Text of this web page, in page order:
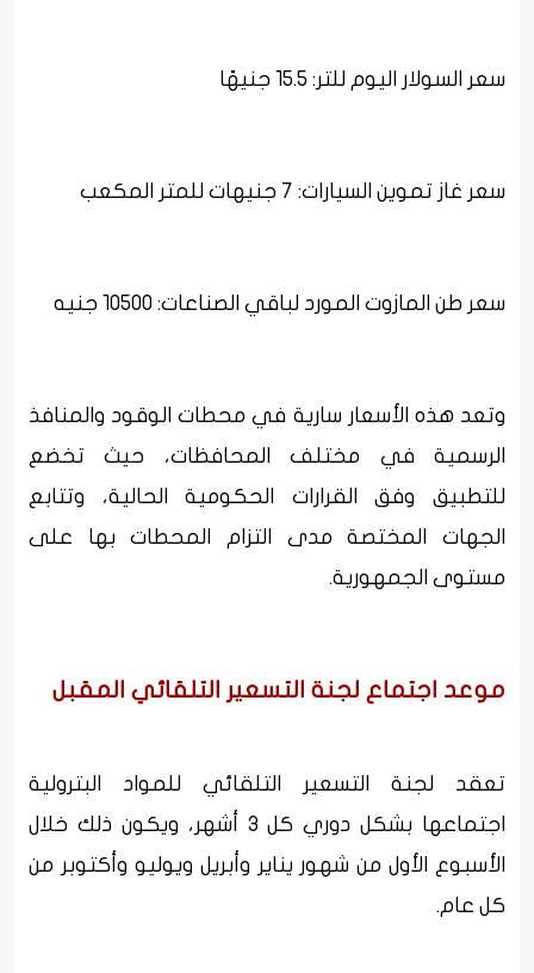
سعر السولار اليوم للتر: 15.5 جنيهًا
سعر غاز تموين السيارات: 7 جنيهات للمتر المكعب
سعر طن المازوت المورد لباقي الصناعات: 10500 جنيه
وتعد هذه الأسعار سارية في محطات الوقود والمنافذ
الرسمية في مختلف المحافظات، حيث تخضع
للتطبيق وفق القرارات الحكومية الحالية، وتتابع
الجهات المختصة مدى التزام المحطات بها على
مستوى الجمهورية.
موعد اجتماع لجنة التسعير التلقائي المقبل
تعقد لجنة التسعير التلقائي للمواد البترولية
اجتماعها بشكل دوري كل 3 أشهر، ويكون ذلك خلال
الأسبوع الأول من شهور يناير وأبريل ويوليو وأكتوبر من
كل عام.